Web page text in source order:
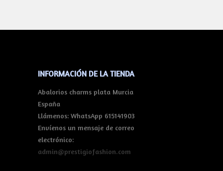
INFORMACIÓN DE LA TIENDA
Abalorios charms plata Murcia
España
Llámenos: WhatsApp 615141903
Envíenos un mensaje de correo
electrónico:
admin@prestigiofashion.com